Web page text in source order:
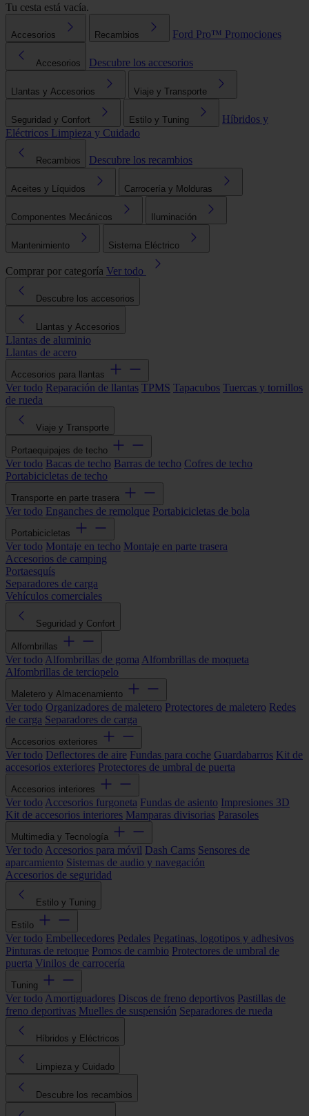
Tu cesta está vacía.
Accesorios Recambios Ford Pro™ Promociones
Accesorios Descubre los accesorios
Llantas y Accesorios Viaje y Transporte
Seguridad y Confort Estilo y Tuning
Híbridos y
Eléctricos Limpieza y Cuidado
Recambios Descubre los recambios
Aceites y Líquidos Carrocería y Molduras
Componentes Mecánicos Iluminación
Mantenimiento Sistema Eléctrico
Comprar por categoría Ver todo
Descubre los accesorios
Llantas y Accesorios
Llantas de aluminio
Llantas de acero
Accesorios para llantas
Ver todo Reparación de llantas TPMS Tapacubos Tuercas y tornillos
de rueda
Viaje y Transporte
Portaequipajes de techo
Ver todo Bacas de techo Barras de techo Cofres de techo
Portabicicletas de techo
Transporte en parte trasera
Ver todo Enganches de remolque Portabicicletas de bola
Portabicicletas
Ver todo Montaje en techo Montaje en parte trasera
Accesorios de camping
Portaesquís
Separadores de carga
Vehículos comerciales
Seguridad y Confort
Alfombrillas
Ver todo Alfombrillas de goma Alfombrillas de moqueta
Alfombrillas de terciopelo
Maletero y Almacenamiento
Ver todo Organizadores de maletero Protectores de maletero Redes
de carga Separadores de carga
Accesorios exteriores
Ver todo Deflectores de aire Fundas para coche Guardabarros Kit de
accesorios exteriores Protectores de umbral de puerta
Accesorios interiores
Ver todo Accesorios furgoneta Fundas de asiento Impresiones 3D
Kit de accesorios interiores Mamparas divisorias Parasoles
Multimedia y Tecnología
Ver todo Accesorios para móvil Dash Cams Sensores de
aparcamiento Sistemas de audio y navegación
Accesorios de seguridad
Estilo y Tuning
Estilo
Ver todo Embellecedores Pedales Pegatinas, logotipos y adhesivos
Pinturas de retoque Pomos de cambio Protectores de umbral de
puerta Vinilos de carrocería
Tuning
Ver todo Amortiguadores Discos de freno deportivos Pastillas de
freno deportivas Muelles de suspensión Separadores de rueda
Híbridos y Eléctricos
Limpieza y Cuidado
Descubre los recambios